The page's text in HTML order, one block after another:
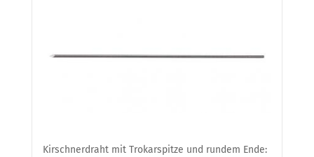
Kirschnerdraht mit Trokarspitze und rundem Ende: